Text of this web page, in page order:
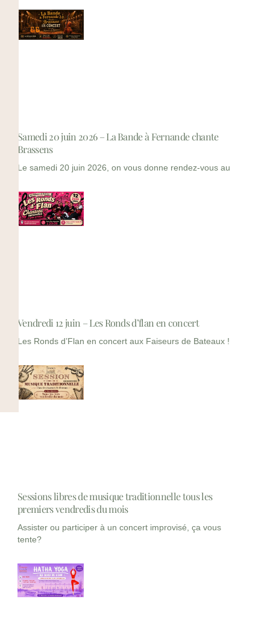
Samedi 20 juin 2026 – La Bande à Fernande chante
Brassens
Le samedi 20 juin 2026, on vous donne rendez-vous au
Vendredi 12 juin – Les Ronds d’flan en concert
Les Ronds d’Flan en concert aux Faiseurs de Bateaux !
Sessions libres de musique traditionnelle tous les
premiers vendredis du mois
Assister ou participer à un concert improvisé, ça vous
tente?